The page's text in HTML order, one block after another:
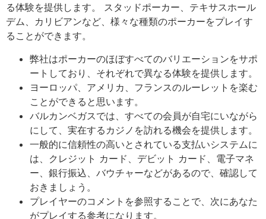
る体験を提供します。 スタッドポーカー、テキサスホール
デム、カリビアンなど、様々な種類のポーカーをプレイす
ることができます。
弊社はポーカーのほぼすべてのバリエーションをサポ
ートしており、それぞれで異なる体験を提供します。
ヨーロッパ、アメリカ、フランスのルーレットを楽む
ことができると思います。
バルカンベガスでは、すべての会員が自宅にいながら
にして、実在するカジノを訪れる機会を提供します。
一般的に信頼性の高いとされている支払いシステムに
は、クレジット カード、デビット カード、電子マネ
ー、銀行振込、バウチャーなどがあるので、確認して
おきましょう。
プレイヤーのコメントを参照することで、次にあなた
がプレイする参考になります。